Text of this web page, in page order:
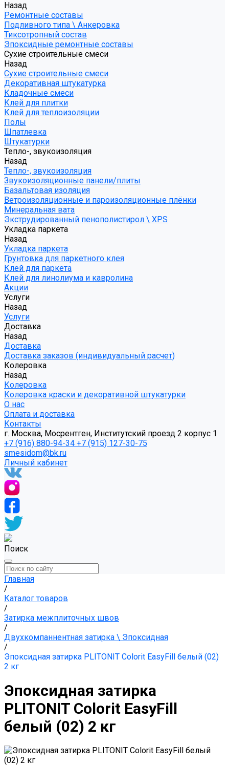
Назад
Ремонтные составы
Подливного типа \ Анкеровка
Тиксотропный состав
Эпоксидные ремонтные составы
Сухие строительные смеси
Назад
Сухие строительные смеси
Декоративная штукатурка
Кладочные смеси
Клей для плитки
Клей для теплоизоляции
Полы
Шпатлевка
Штукатурки
Тепло-, звукоизоляция
Назад
Тепло-, звукоизоляция
Звукоизоляционные панели/плиты
Базальтовая изоляция
Ветроизоляционные и пароизоляционные плёнки
Минеральная вата
Экструдированный пенополистирол \ XPS
Укладка паркета
Назад
Укладка паркета
Грунтовка для паркетного клея
Клей для паркета
Клей для линолиума и кавролина
Акции
Услуги
Назад
Услуги
Доставка
Назад
Доставка
Доставка заказов (индивидуальный расчет)
Колеровка
Назад
Колеровка
Колеровка краски и декоративной штукатурки
О нас
Оплата и доставка
Контакты
г. Москва, Мосрентген, Институтский проезд 2 корпус 1
+7 (916) 880-94-34 +7 (915) 127-30-75
smesidom@bk.ru
Личный кабинет
Поиск
Главная
/
Каталог товаров
/
Затирка межплиточных швов
/
Двухкомпаннентная затирка \ Эпоксидная
/
Эпоксидная затирка PLITONIT Colorit EasyFill белый (02)
2 кг
Эпоксидная затирка
PLITONIT Colorit EasyFill
белый (02) 2 кг